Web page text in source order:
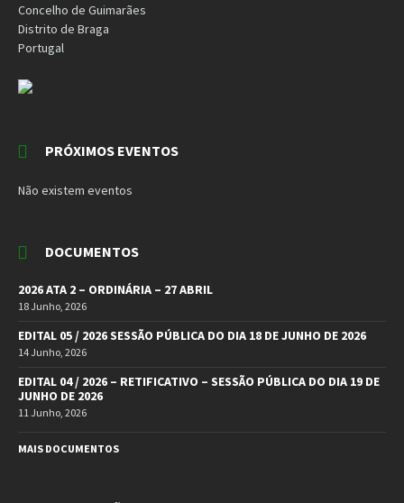
Concelho de Guimarães
Distrito de Braga
Portugal
PRÓXIMOS EVENTOS
Não existem eventos
DOCUMENTOS
2026 ATA 2 – ORDINÁRIA – 27 ABRIL
18 Junho, 2026
EDITAL 05 / 2026 SESSÃO PÚBLICA DO DIA 18 DE JUNHO DE 2026
14 Junho, 2026
EDITAL 04 / 2026 – RETIFICATIVO – SESSÃO PÚBLICA DO DIA 19 DE
JUNHO DE 2026
11 Junho, 2026
MAIS DOCUMENTOS